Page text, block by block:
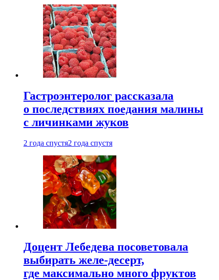
Гастроэнтеролог рассказала
о последствиях поедания малины
с личинками жуков
2 года спустя2 года спустя
Доцент Лебедева посоветовала
выбирать желе-десерт,
где максимально много фруктов